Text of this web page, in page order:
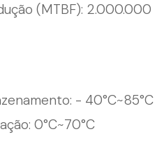
(MTBF): 2.000.000
- 40°C~85°C
0°C~70°C